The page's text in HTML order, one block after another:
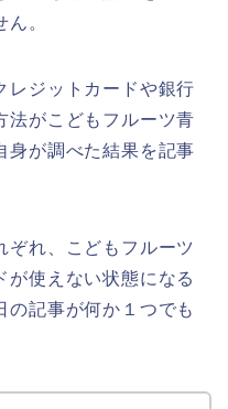
。
レジットカードや銀行
法がこどもフルーツ青
身が調べた結果を記事
ぞれ、こどもフルーツ
が使えない状態になる
の記事が何か１つでも